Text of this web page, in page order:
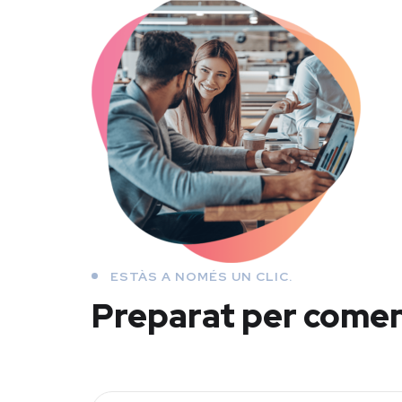
ESTÀS A NOMÉS UN CLIC.
Preparat per